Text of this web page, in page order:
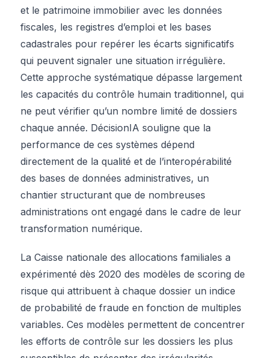
et le patrimoine immobilier avec les données
fiscales, les registres d’emploi et les bases
cadastrales pour repérer les écarts significatifs
qui peuvent signaler une situation irrégulière.
Cette approche systématique dépasse largement
les capacités du contrôle humain traditionnel, qui
ne peut vérifier qu’un nombre limité de dossiers
chaque année. DécisionIA souligne que la
performance de ces systèmes dépend
directement de la qualité et de l’interopérabilité
des bases de données administratives, un
chantier structurant que de nombreuses
administrations ont engagé dans le cadre de leur
transformation numérique.
La Caisse nationale des allocations familiales a
expérimenté dès 2020 des modèles de scoring de
risque qui attribuent à chaque dossier un indice
de probabilité de fraude en fonction de multiples
variables. Ces modèles permettent de concentrer
les efforts de contrôle sur les dossiers les plus